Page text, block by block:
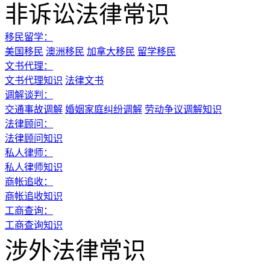
非诉讼法律常识
移民留学：
美国移民 澳洲移民 加拿大移民 留学移民
文书代理：
文书代理知识 法律文书
调解谈判：
交通事故调解 婚姻家庭纠纷调解 劳动争议调解知识
法律顾问：
法律顾问知识
私人律师：
私人律师知识
商帐追收：
商帐追收知识
工商查询：
工商查询知识
涉外法律常识